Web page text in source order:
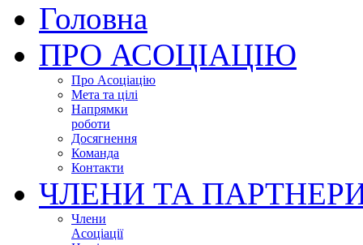
Головна
ПРО АСОЦІАЦІЮ
Про Асоціацію
Мета та цілі
Напрямки
роботи
Досягнення
Команда
Контакти
ЧЛЕНИ ТА
Члени
Асоціації